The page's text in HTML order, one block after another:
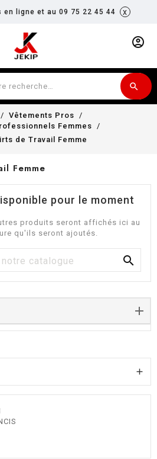
en ligne et au 09 75 22 45 44 x
account_circle
search
Vêtements Pros
Femmes
de Travail Femme
Femme
pour le moment
produits seront affichés ici au
qu'ils seront ajoutés.

